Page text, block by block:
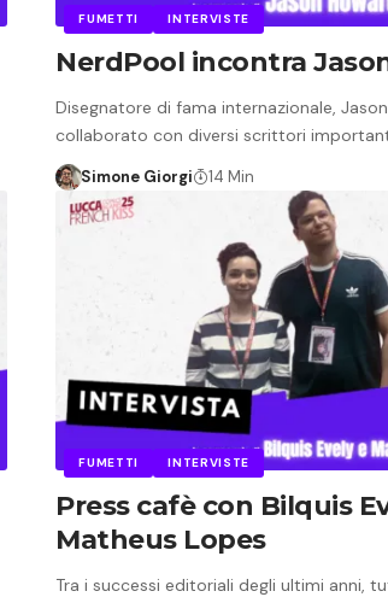
FUMETTI INTERVISTE
NerdPool incontra
Disegnatore di fama internazionale,
collaborato con diversi scrittori
Simone Giorgi 14 Min
FUMETTI INTERVISTE
Press cafè con Bilquis
Matheus Lopes
Tra i successi editoriali degli ultimi anni,